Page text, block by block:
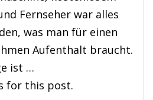
Fernseher war alles
was man für einen
Aufenthalt braucht.
ist …
for this post.